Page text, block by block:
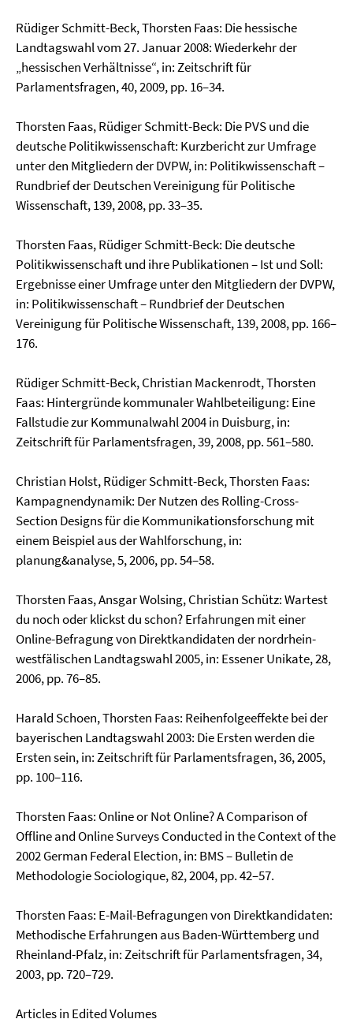
Rüdiger Schmitt-Beck, Thorsten Faas: Die hessische
Landtagswahl vom 27. Januar 2008: Wieder­kehr der
„hessischen Verhältnisse“, in: Zeitschrift für
Parlamentsfragen, 40, 2009, pp. 16–34.
Thorsten Faas, Rüdiger Schmitt-Beck: Die PVS und die
deutsche Politikwissenschaft: Kurzbericht zur Umfrage
unter den Mitgliedern der DVPW, in: Politikwissenschaft –
Rundbrief der Deut­schen Vereinigung für Politische
Wissenschaft, 139, 2008, pp. 33–35.
Thorsten Faas, Rüdiger Schmitt-Beck: Die deutsche
Politikwissenschaft und ihre Publikationen – Ist und Soll:
Ergebnisse einer Umfrage unter den Mitgliedern der DVPW,
in: Politikwissenschaft – Rundbrief der Deutschen
Vereinigung für Politische Wissenschaft, 139, 2008, pp. 166–
176.
Rüdiger Schmitt-Beck, Christian Mackenrodt, Thorsten
Faas: Hintergründe kommunaler Wahlbetei­ligung: Eine
Fallstudie zur Kommunalwahl 2004 in Duisburg, in:
Zeitschrift für Parlaments­fragen, 39, 2008, pp. 561–580.
Christian Holst, Rüdiger Schmitt-Beck, Thorsten Faas:
Kampagnendynamik: Der Nutzen des Rolling-Cross-
Section Designs für die Kommunikationsforschung mit
einem Beispiel aus der Wahlforschung, in:
planung&analyse, 5, 2006, pp. 54–58.
Thorsten Faas, Ansgar Wolsing, Christian Schütz: Wartest
du noch oder klickst du schon? Erfahrun­gen mit einer
Online-Befragung von Direktkandidaten der nordrhein-
westfälischen Landtags­wahl 2005, in: Essener Unikate, 28,
2006, pp. 76–85.
Harald Schoen, Thorsten Faas: Reihenfolgeeffekte bei der
bayerischen Landtagswahl 2003: Die Ersten werden die
Ersten sein, in: Zeitschrift für Parlamentsfragen, 36, 2005,
pp. 100–116.
Thorsten Faas: Online or Not Online? A Comparison of
Offline and Online Surveys Conducted in the Context of the
2002 German Federal Election, in: BMS – Bulletin de
Methodologie So­ciologique, 82, 2004, pp. 42–57.
Thorsten Faas: E-Mail-Befragungen von Direktkandidaten:
Methodische Erfahrungen aus Baden-Württemberg und
Rheinland-Pfalz, in: Zeitschrift für Parlamentsfragen, 34,
2003, pp. 720–729.
Articles in Edited Volumes